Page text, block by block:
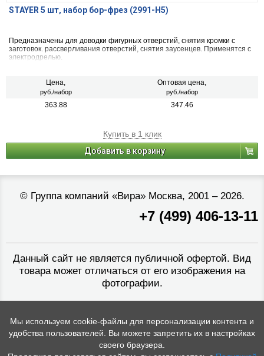
STAYER 5 шт, набор бор-фрез (2991-H5)
Предназначены для доводки фигурных отверстий, снятия кромки с
заготовок. рассверливания отверстий, снятия заусенцев. Применятся с
электродрелью.
Цена,
руб./набор
Оптовая цена,
руб./набор
363.88 347.46
Купить в 1 клик
Добавить в корзину
© Группа компаний «Вира»Москва, 2001 – 2026.
+7 (499) 406-13-11
Данный сайт не является публичной офертой. Вид
товара может отличаться от его изображения на
фотографии.
Мы используем cookie-файлы для персонализации контента и
удобства пользователей. Вы можете запретить их в настройках
своего браузера.